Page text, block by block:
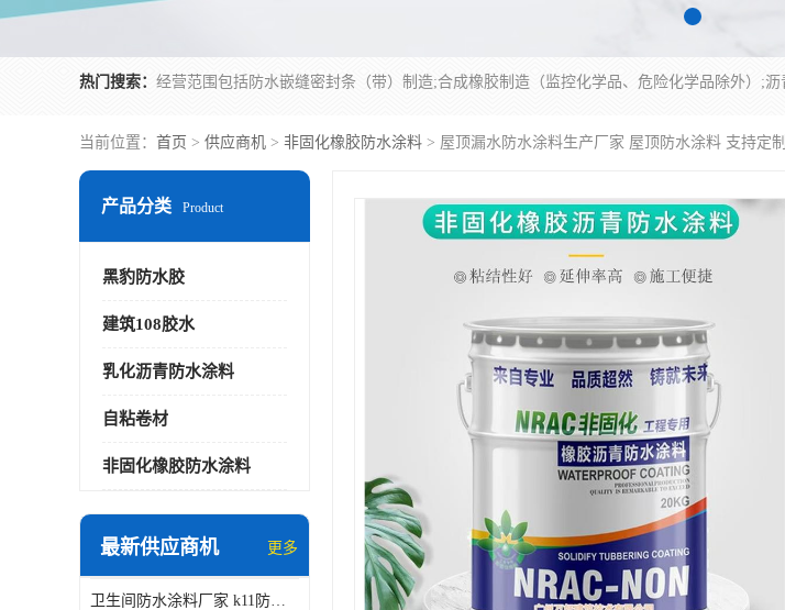
热门搜索：
当前位置： 首页 > 供应商机 > 非固化橡胶防水涂料 > 屋顶漏水防水涂料生产厂家 屋顶防水涂料 支持定制
产品分类 Product
黑豹防水胶
建筑108胶水
乳化沥青防水涂料
自粘卷材
非固化橡胶防水涂料
最新供应商机 更多
卫生间防水涂料厂家 k11防水涂料